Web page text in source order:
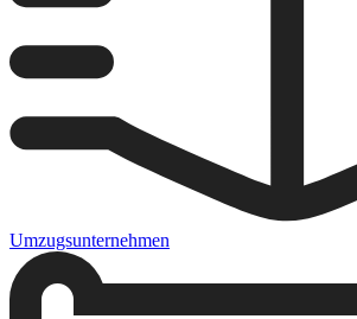
Umzugsunternehmen